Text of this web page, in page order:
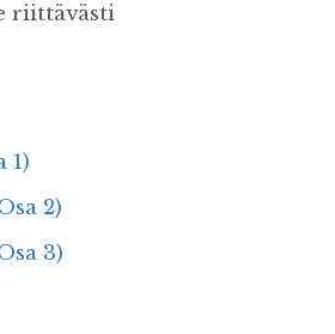
riittävästi
1)
2)
3)